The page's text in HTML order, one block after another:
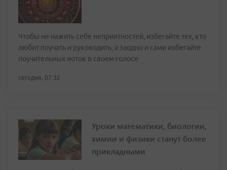
Чтобы не нажить себе неприятностей, избегайте тех, кто
любит поучать и руководить, а заодно и сами избегайте
поучительных ноток в своем голосе
сегодня, 07:32
Уроки математики, биологии,
химии и физики станут более
прикладными